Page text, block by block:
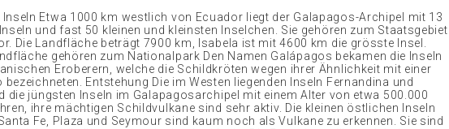
Etwa 1000 km westlich von Ecuador liegt der Galapagos-Archipel mit 13
und fast 50 kleinen und kleinsten Inselchen. Sie gehören zum Staatsgebiet
Die Landfläche beträgt 7900 km, Isabela ist mit 4600 km die grösste Insel.
gehören zum Nationalpark Den Namen Galápagos bekamen die Inseln
Eroberern, welche die Schildkröten wegen ihrer Ähnlichkeit mit einer
bezeichneten. Entstehung Die im Westen liegenden Inseln Fernandina und
die jüngsten Inseln im Galapagosarchipel mit einem Alter von etwa 500.000
ihre mächtigen Schildvulkane sind sehr aktiv. Die kleinen östlichen Inseln
Fe, Plaza und Seymour sind kaum noch als Vulkane zu erkennen. Sie sind